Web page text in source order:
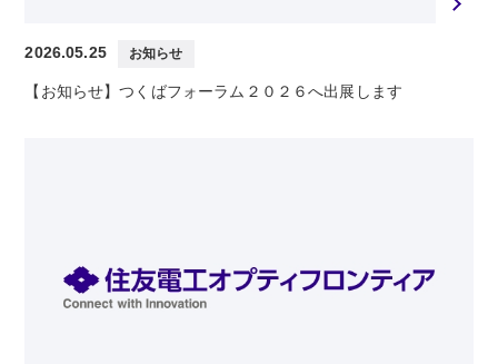
2026.05.25 お知らせ
【お知らせ】つくばフォーラム２０２６へ出展します